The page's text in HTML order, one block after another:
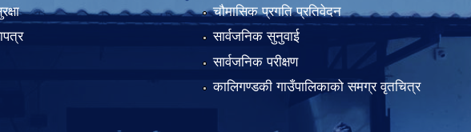
चौमासिक प्रगति प्रतिवेदन
सार्वजनिक सुनुवाई
सार्वजनिक परीक्षण
कालिगण्डकी गाउँपालिकाको समग्र वृतचित्र